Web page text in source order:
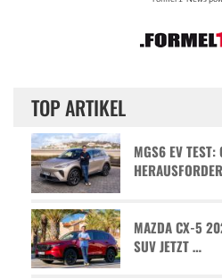
TOP ARTIKEL
MGS6 EV TEST:
MAZDA CX-5
SUV JETZT …